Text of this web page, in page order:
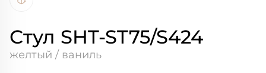
Стул SHT-ST75/S424
желтый / ваниль